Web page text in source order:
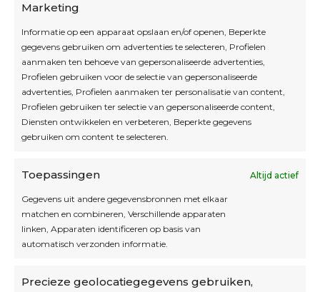
Marketing
Informatie op een apparaat opslaan en/of openen, Beperkte
gegevens gebruiken om advertenties te selecteren, Profielen
aanmaken ten behoeve van gepersonaliseerde advertenties,
Profielen gebruiken voor de selectie van gepersonaliseerde
advertenties, Profielen aanmaken ter personalisatie van content,
Profielen gebruiken ter selectie van gepersonaliseerde content,
Diensten ontwikkelen en verbeteren, Beperkte gegevens
gebruiken om content te selecteren.
Toepassingen Altijd actief
Gegevens uit andere gegevensbronnen met elkaar
matchen en combineren, Verschillende apparaten
linken, Apparaten identificeren op basis van
automatisch verzonden informatie.
Precieze geolocatiegegevens gebruiken,
Blijf op de hoogte
Interesse in leuke kadotips of toffe acties?
Laat dan hier je mailadres achter.
Algemene voorwaarden